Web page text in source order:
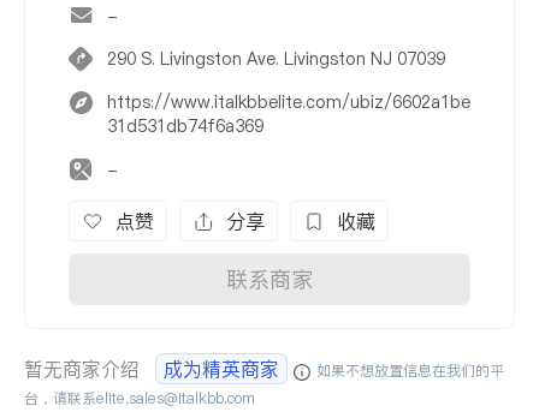
-
290 S. Livingston Ave. Livingston NJ 07039
https://www.italkbbelite.com/ubiz/6602a1be
31d531db74f6a369
-
点赞 分享 收藏
联系商家
暂无商家介绍 成为精英商家
如果不想放置信息在我们的平
台，请联系elite.sales@italkbb.com